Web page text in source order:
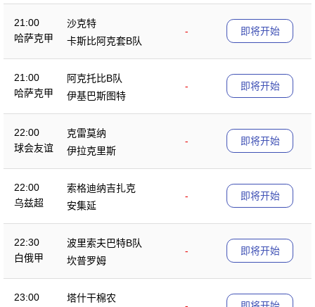
21:00
哈萨克甲
沙克特
-
卡斯比阿克套B队
即将开始
21:00
哈萨克甲
阿克托比B队
-
伊基巴斯图特
即将开始
22:00
球会友谊
克雷莫纳
-
伊拉克里斯
即将开始
22:00
乌兹超
索格迪纳吉扎克
-
安集延
即将开始
22:30
白俄甲
波里索夫巴特B队
-
坎普罗姆
即将开始
23:00
塔什干棉农